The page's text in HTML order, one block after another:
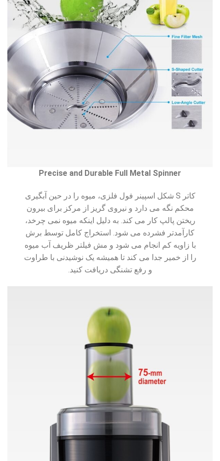
Precise and Durable Full Metal Spinner
کاتر S شکل اسپینر فول فلزی، میوه را در حین آبگیری
محکم نگه می دارد و نیروی گریز از مرکز برای بیرون
ریختن پالپ کار می کند. به دلیل اینکه میوه نمی چرخد،
کارآمدتر فشرده می شود. استخراج کامل توسط برش
با زاویه کم انجام می شود و مش فیلتر ظریف آب میوه
را از خمیر جدا می کند تا همیشه یک نوشیدنی با طراوت
و رفع تشنگی دریافت کنید.